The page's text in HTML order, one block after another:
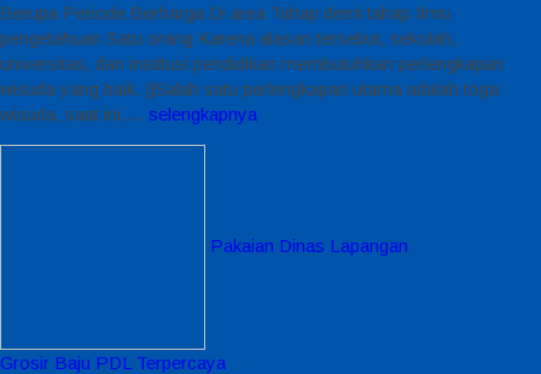
Berupa Periode Berharga Di area Tahap demi tahap Ilmu
pengetahuan Satu orang Karena alasan tersebut, sekolah,
universitas, dan institusi pendidikan membutuhkan perlengkapan
wisuda yang baik. ||Salah satu perlengkapan utama adalah toga
wisuda, saat ini,… selengkapnya
Pakaian Dinas Lapangan
Grosir Baju PDL Terpercaya